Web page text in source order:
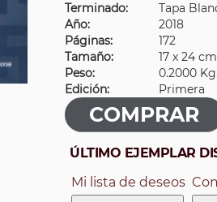
Terminado:
Tapa
Año:
2018
Páginas:
172
Tamaño:
17 x 24
Peso:
0.2000 Kg.
Edición:
Primera
ÚLTIMO EJEMPLAR
Mi lista de deseos